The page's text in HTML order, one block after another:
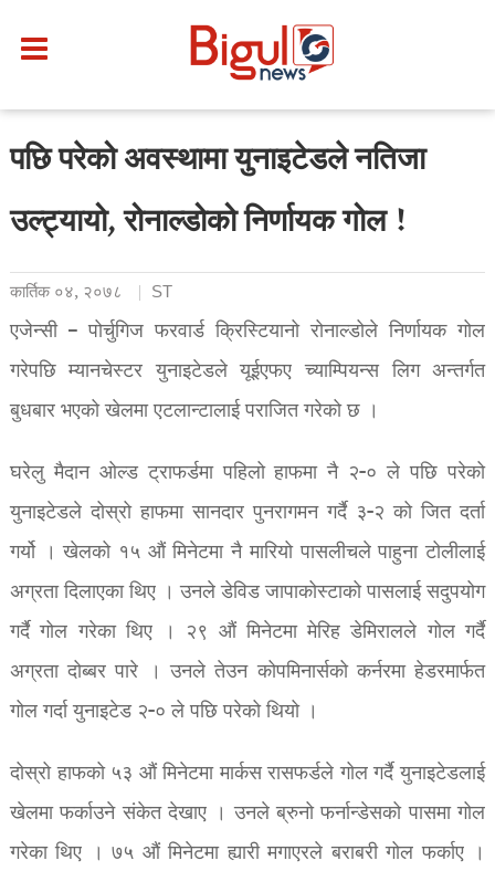
पछि परेको अवस्थामा युनाइटेडले नतिजा
उल्ट्यायो, रोनाल्डोको निर्णायक गोल !
कार्तिक ०४, २०७८ ST
एजेन्सी – पोर्चुगिज फरवार्ड क्रिस्टियानो रोनाल्डोले निर्णायक गोल
गरेपछि म्यानचेस्टर युनाइटेडले यूईएफए च्याम्पियन्स लिग अन्तर्गत
बुधबार भएको खेलमा एटलान्टालाई पराजित गरेको छ ।
घरेलु मैदान ओल्ड ट्राफर्डमा पहिलो हाफमा नै २-० ले पछि परेको
युनाइटेडले दोस्रो हाफमा सानदार पुनरागमन गर्दै ३-२ को जित दर्ता
गर्यो । खेलको १५ औं मिनेटमा नै मारियो पासलीचले पाहुना टोलीलाई
अग्रता दिलाएका थिए । उनले डेविड जापाकोस्टाको पासलाई सदुपयोग
गर्दै गोल गरेका थिए । २९ औं मिनेटमा मेरिह डेमिरालले गोल गर्दै
अग्रता दोब्बर पारे । उनले तेउन कोपमिनार्सको कर्नरमा हेडरमार्फत
गोल गर्दा युनाइटेड २-० ले पछि परेको थियो ।
दोस्रो हाफको ५३ औं मिनेटमा मार्कस रासफर्डले गोल गर्दै युनाइटेडलाई
खेलमा फर्काउने संकेत देखाए । उनले ब्रुनो फर्नान्डेसको पासमा गोल
गरेका थिए । ७५ औं मिनेटमा ह्यारी मगाएरले बराबरी गोल फर्काए ।